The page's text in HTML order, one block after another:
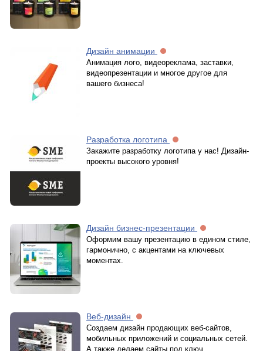
Дизайн анимации
Анимация лого, видеореклама, заставки,
видеопрезентации и многое другое для
вашего бизнеса!
Разработка логотипа
Закажите разработку логотипа у нас! Дизайн-
проекты высокого уровня!
Дизайн бизнес-презентации
Оформим вашу презентацию в едином стиле,
гармонично, с акцентами на ключевых
моментах.
Веб-дизайн
Создаем дизайн продающих веб-сайтов,
мобильных приложений и социальных сетей.
А также делаем сайты под ключ.